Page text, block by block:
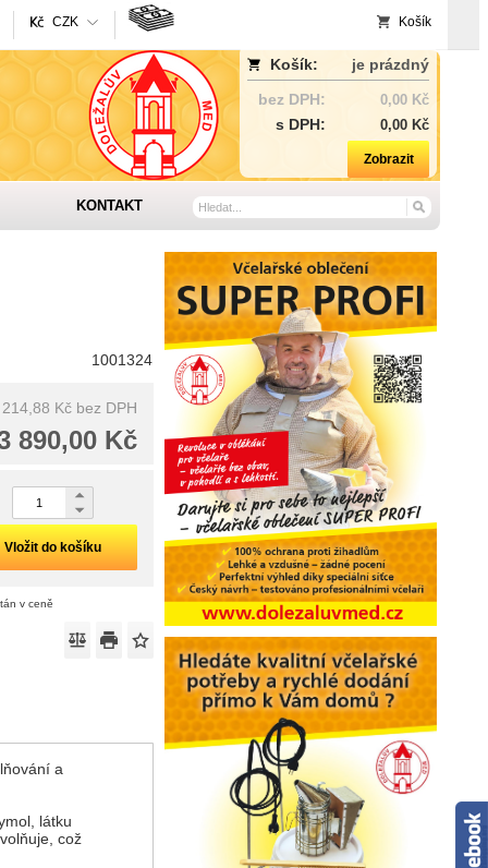
CZK Košík
Košík:
je prázdný
bez DPH:
0,00 Kč
s DPH: 0,00 Kč
Zobrazit
KONTAKT
1001324
Kč bez DPH
890,00 Kč
Vložit do košíku
v ceně
a
látku
což